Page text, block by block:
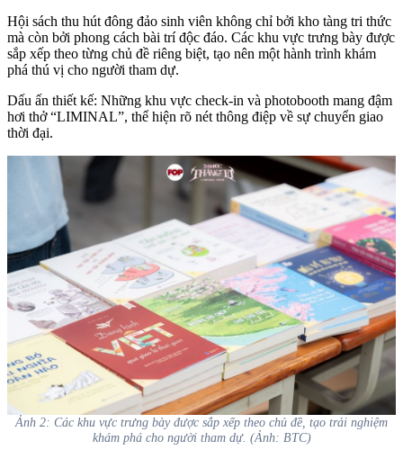
Hội sách thu hút đông đảo sinh viên không chỉ bởi kho tàng tri thức
mà còn bởi phong cách bài trí độc đáo. Các khu vực trưng bày được
sắp xếp theo từng chủ đề riêng biệt, tạo nên một hành trình khám
phá thú vị cho người tham dự.
Dấu ấn thiết kế: Những khu vực check-in và photobooth mang đậm
hơi thở “LIMINAL”, thể hiện rõ nét thông điệp về sự chuyển giao
thời đại.
Ảnh 2: Các khu vực trưng bày được sắp xếp theo chủ đề, tạo trải nghiệm
khám phá cho người tham dự. (Ảnh: BTC)